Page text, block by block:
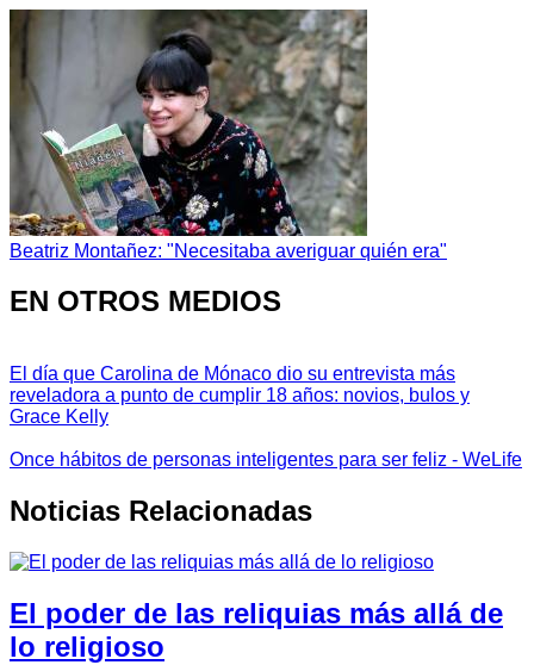
Beatriz Montañez: "Necesitaba averiguar quién era"
EN OTROS MEDIOS
El día que Carolina de Mónaco dio su entrevista más
reveladora a punto de cumplir 18 años: novios, bulos y
Grace Kelly
Once hábitos de personas inteligentes para ser feliz - WeLife
Noticias Relacionadas
El poder de las reliquias más allá de
lo religioso